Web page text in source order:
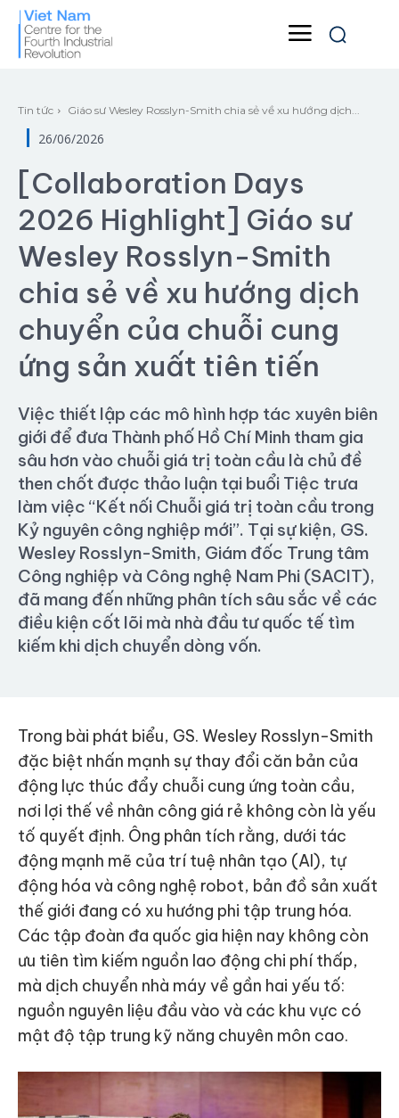
Tin tức Giáo sư Wesley Rosslyn-Smith chia sẻ về xu hướng dịch...
26/06/2026
[Collaboration Days
2026 Highlight] Giáo sư
Wesley Rosslyn-Smith
chia sẻ về xu hướng dịch
chuyển của chuỗi cung
ứng sản xuất tiên tiến
Việc thiết lập các mô hình hợp tác xuyên biên
giới để đưa Thành phố Hồ Chí Minh tham gia
sâu hơn vào chuỗi giá trị toàn cầu là chủ đề
then chốt được thảo luận tại buổi Tiệc trưa
làm việc “Kết nối Chuỗi giá trị toàn cầu trong
Kỷ nguyên công nghiệp mới”. Tại sự kiện, GS.
Wesley Rosslyn-Smith, Giám đốc Trung tâm
Công nghiệp và Công nghệ Nam Phi (SACIT),
đã mang đến những phân tích sâu sắc về các
điều kiện cốt lõi mà nhà đầu tư quốc tế tìm
kiếm khi dịch chuyển dòng vốn.
Trong bài phát biểu, GS. Wesley Rosslyn-Smith
đặc biệt nhấn mạnh sự thay đổi căn bản của
động lực thúc đẩy chuỗi cung ứng toàn cầu,
nơi lợi thế về nhân công giá rẻ không còn là yếu
tố quyết định. Ông phân tích rằng, dưới tác
động mạnh mẽ của trí tuệ nhân tạo (AI), tự
động hóa và công nghệ robot, bản đồ sản xuất
thế giới đang có xu hướng phi tập trung hóa.
Các tập đoàn đa quốc gia hiện nay không còn
ưu tiên tìm kiếm nguồn lao động chi phí thấp,
mà dịch chuyển nhà máy về gần hai yếu tố:
nguồn nguyên liệu đầu vào và các khu vực có
mật độ tập trung kỹ năng chuyên môn cao.